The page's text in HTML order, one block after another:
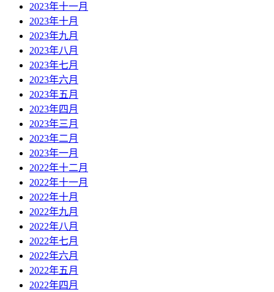
2023年十一月
2023年十月
2023年九月
2023年八月
2023年七月
2023年六月
2023年五月
2023年四月
2023年三月
2023年二月
2023年一月
2022年十二月
2022年十一月
2022年十月
2022年九月
2022年八月
2022年七月
2022年六月
2022年五月
2022年四月